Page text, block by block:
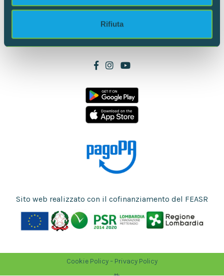
analizzare il nostro traffico. Condividiamo inoltre
informazioni sul modo in cui utilizzi il nostro sito con i
nostri partner che si occupano di analisi dei dati web,
pubblicità e social media, i quali potrebbero combinarle
con altre informazioni che hai fornito loro o che hanno
raccolto dal tuo utilizzo dei loro servizi.
Rifiuta
News
Amministrazione trasparente
Albo pretorio
Sito web realizzato con il cofinanziamento del FEASR
Cookie Policy – Privacy Policy